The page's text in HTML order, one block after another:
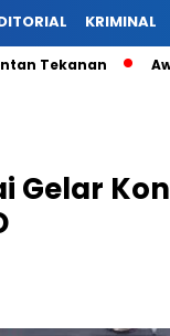
KRIMINAL
Awas
Gelar